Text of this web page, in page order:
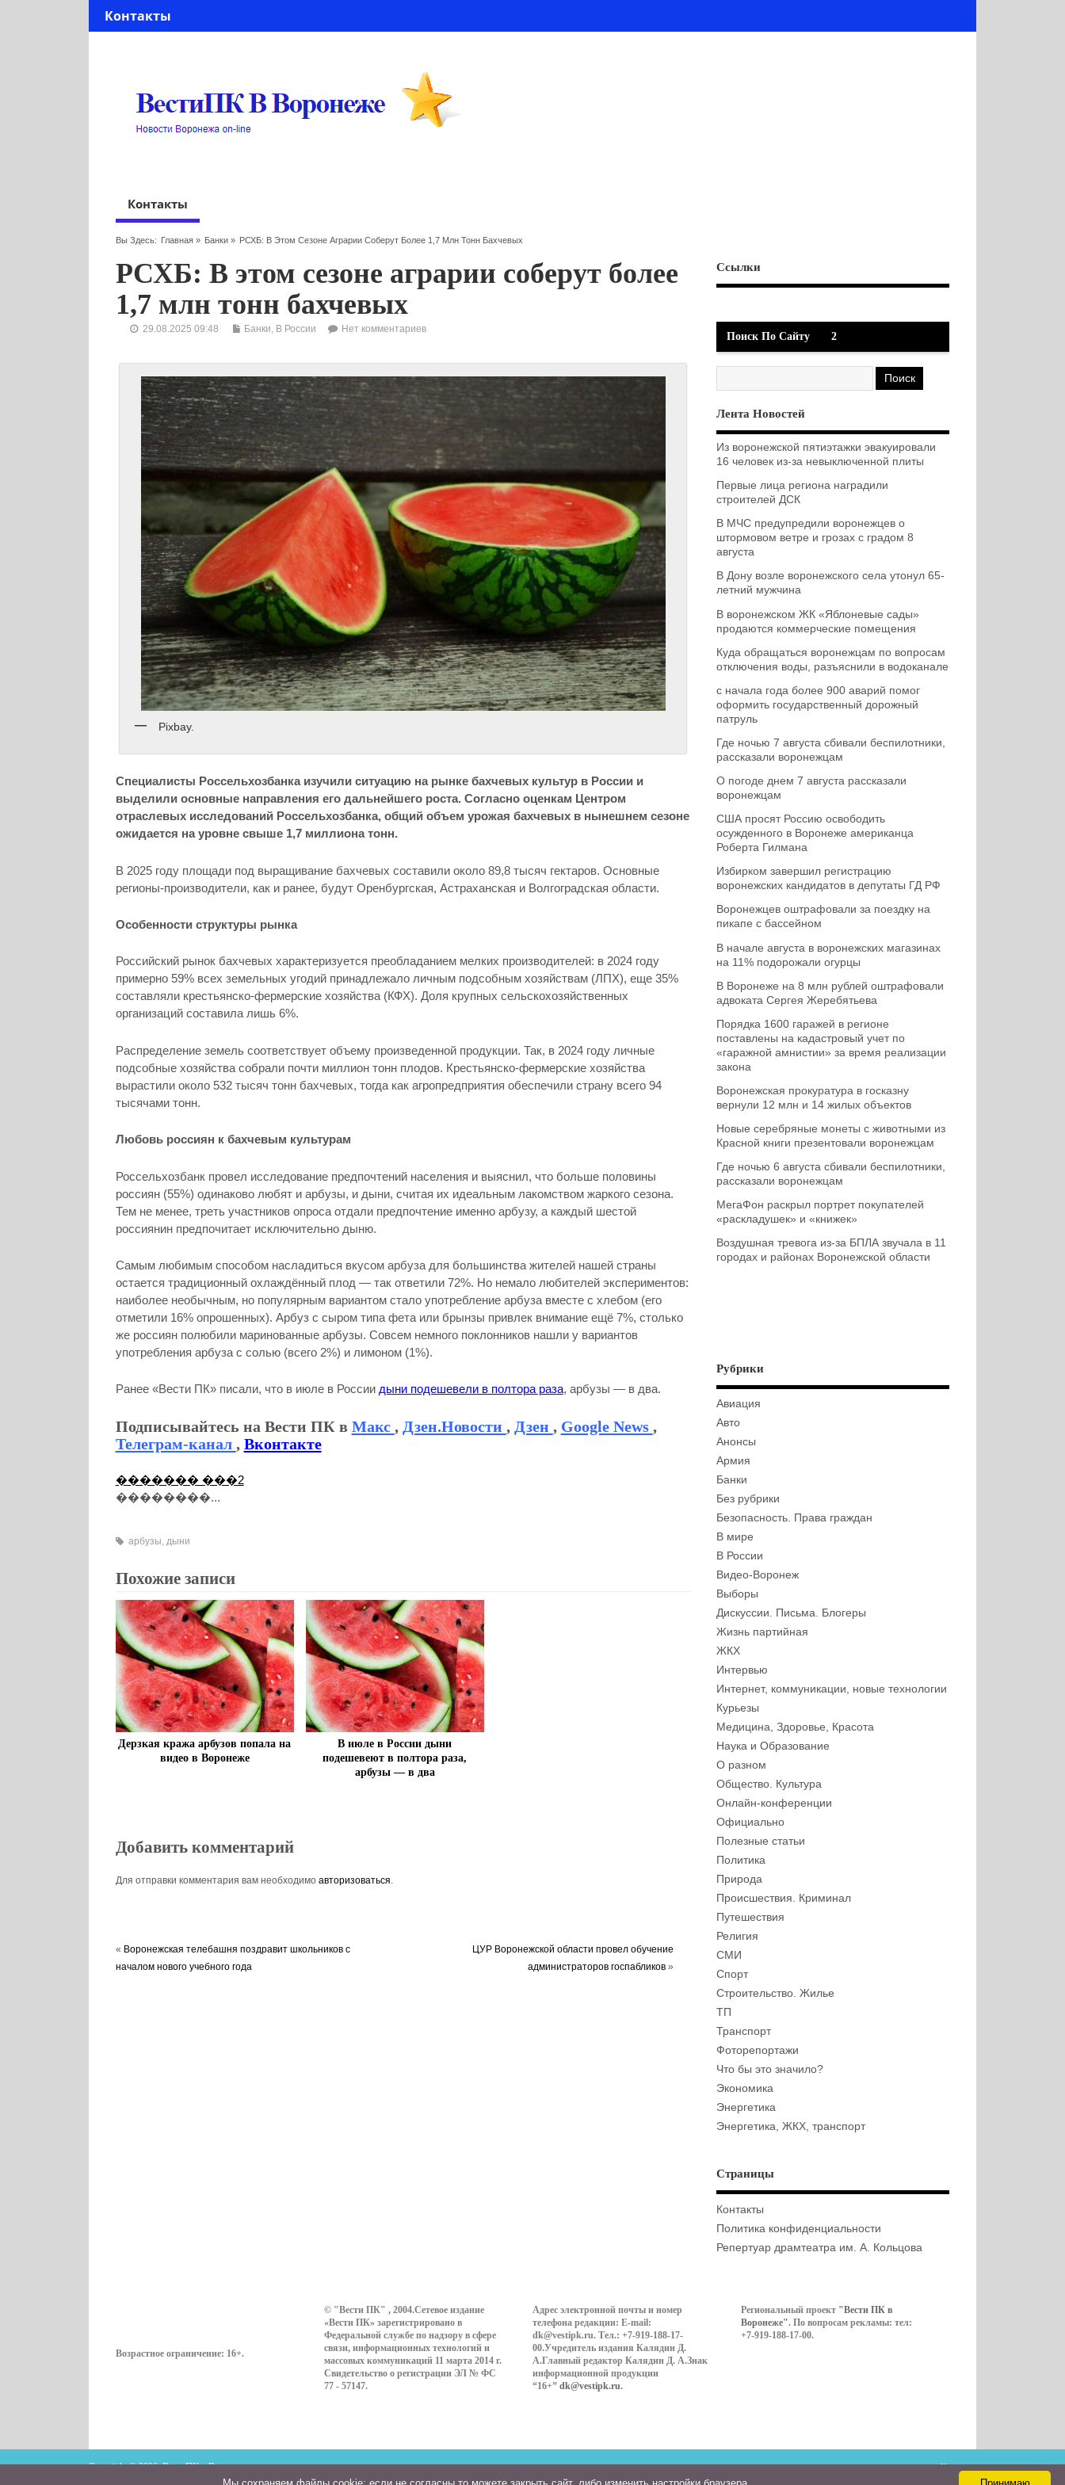
Контакты
Контакты
Вы Здесь: Главная» Банки » РСХБ: В Этом Сезоне Аграрии Соберут Более 1,7 Млн Тонн Бахчевых
РСХБ: В этом сезоне аграрии соберут более
1,7 млн тонн бахчевых
29.08.2025 09:48 Банки, В России Нет комментариев
Pixbay.
Специалисты Россельхозбанка изучили ситуацию на рынке бахчевых культур в России и
выделили основные направления его дальнейшего роста. Согласно оценкам Центром
отраслевых исследований Россельхозбанка, общий объем урожая бахчевых в нынешнем сезоне
ожидается на уровне свыше 1,7 миллиона тонн.
В 2025 году площади под выращивание бахчевых составили около 89,8 тысяч гектаров. Основные
регионы-производители, как и ранее, будут Оренбургская, Астраханская и Волгоградская области.
Особенности структуры рынка
Российский рынок бахчевых характеризуется преобладанием мелких производителей: в 2024 году
примерно 59% всех земельных угодий принадлежало личным подсобным хозяйствам (ЛПХ), еще 35%
составляли крестьянско-фермерские хозяйства (КФХ). Доля крупных сельскохозяйственных
организаций составила лишь 6%.
Распределение земель соответствует объему произведенной продукции. Так, в 2024 году личные
подсобные хозяйства собрали почти миллион тонн плодов. Крестьянско-фермерские хозяйства
вырастили около 532 тысяч тонн бахчевых, тогда как агропредприятия обеспечили страну всего 94
тысячами тонн.
Любовь россиян к бахчевым культурам
Россельхозбанк провел исследование предпочтений населения и выяснил, что больше половины
россиян (55%) одинаково любят и арбузы, и дыни, считая их идеальным лакомством жаркого сезона.
Тем не менее, треть участников опроса отдали предпочтение именно арбузу, а каждый шестой
россиянин предпочитает исключительно дыню.
Самым любимым способом насладиться вкусом арбуза для большинства жителей нашей страны
остается традиционный охлаждённый плод — так ответили 72%. Но немало любителей экспериментов:
наиболее необычным, но популярным вариантом стало употребление арбуза вместе с хлебом (его
отметили 16% опрошенных). Арбуз с сыром типа фета или брынзы привлек внимание ещё 7%, столько
же россиян полюбили маринованные арбузы. Совсем немного поклонников нашли у вариантов
употребления арбуза с солью (всего 2%) и лимоном (1%).
Ранее «Вести ПК» писали, что в июле в России дыни подешевели в полтора раза, арбузы — в два.
Подписывайтесь на Вести ПК в Макс , Дзен.Новости , Дзен , Google News ,
Телеграм-канал , Вконтакте
������� ���2
��������...
арбузы, дыни
Похожие записи
Дерзкая кража арбузов попала на
видео в Воронеже
В июле в России дыни
подешевеют в полтора раза,
арбузы — в два
Добавить комментарий
Для отправки комментария вам необходимо авторизоваться
« Воронежская телебашня поздравит школьников с
началом нового учебного года
ЦУР Воронежской области провел обучение
администраторов госпабликов »
Ссылки
Поиск По Сайту 2
Лента Новостей
Из воронежской пятиэтажки эвакуировали
16 человек из-за невыключенной плиты
Первые лица региона наградили
строителей ДСК
В МЧС предупредили воронежцев о
штормовом ветре и грозах с градом 8
августа
В Дону возле воронежского села утонул 65-
летний мужчина
В воронежском ЖК «Яблоневые сады»
продаются коммерческие помещения
Куда обращаться воронежцам по вопросам
отключения воды, разъяснили в водоканале
с начала года более 900 аварий помог
оформить государственный дорожный
патруль
Где ночью 7 августа сбивали беспилотники,
рассказали воронежцам
О погоде днем 7 августа рассказали
воронежцам
США просят Россию освободить
осужденного в Воронеже американца
Роберта Гилмана
Избирком завершил регистрацию
воронежских кандидатов в депутаты ГД РФ
Воронежцев оштрафовали за поездку на
пикапе с бассейном
В начале августа в воронежских магазинах
на 11% подорожали огурцы
В Воронеже на 8 млн рублей оштрафовали
адвоката Сергея Жеребятьева
Порядка 1600 гаражей в регионе
поставлены на кадастровый учет по
«гаражной амнистии» за время реализации
закона
Воронежская прокуратура в госказну
вернули 12 млн и 14 жилых объектов
Новые серебряные монеты с животными из
Красной книги презентовали воронежцам
Где ночью 6 августа сбивали беспилотники,
рассказали воронежцам
МегаФон раскрыл портрет покупателей
«раскладушек» и «книжек»
Воздушная тревога из-за БПЛА звучала в 11
городах и районах Воронежской области
Рубрики
Авиация
Авто
Анонсы
Армия
Банки
Без рубрики
Безопасность. Права граждан
В мире
В России
Видео-Воронеж
Выборы
Дискуссии. Письма. Блогеры
Жизнь партийная
ЖКХ
Интервью
Интернет, коммуникации, новые технологии
Курьезы
Медицина, Здоровье, Красота
Наука и Образование
О разном
Общество. Культура
Онлайн-конференции
Официально
Полезные статьи
Политика
Природа
Происшествия. Криминал
Путешествия
Религия
СМИ
Спорт
Строительство. Жилье
ТП
Транспорт
Фоторепортажи
Что бы это значило?
Экономика
Энергетика
Энергетика, ЖКХ, транспорт
Страницы
Контакты
Политика конфиденциальности
Репертуар драмтеатра им. А. Кольцова
Возрастное ограничение: 16+.
© "Вести ПК" , 2004.Сетевое издание
«Вести ПК» зарегистрировано в
Федеральной службе по надзору в сфере
связи, информационных технологий и
массовых коммуникаций 11 марта 2014 г.
Свидетельство о регистрации ЭЛ № ФС
77 - 57147.
Адрес электронной почты и номер
телефона редакции: E-mail:
dk@vestipk.ru. Тел.: +7-919-188-17-
00.Учредитель издания Калядин Д.
А.Главный редактор Калядин Д. А.Знак
информационной продукции
“16+” dk@vestipk.ru.
Региональный проект "Вести ПК в
Воронеже". По вопросам рекламы: тел:
+7-919-188-17-00.
Copyright © 2026. ВестиПК в Воронеже Контакты